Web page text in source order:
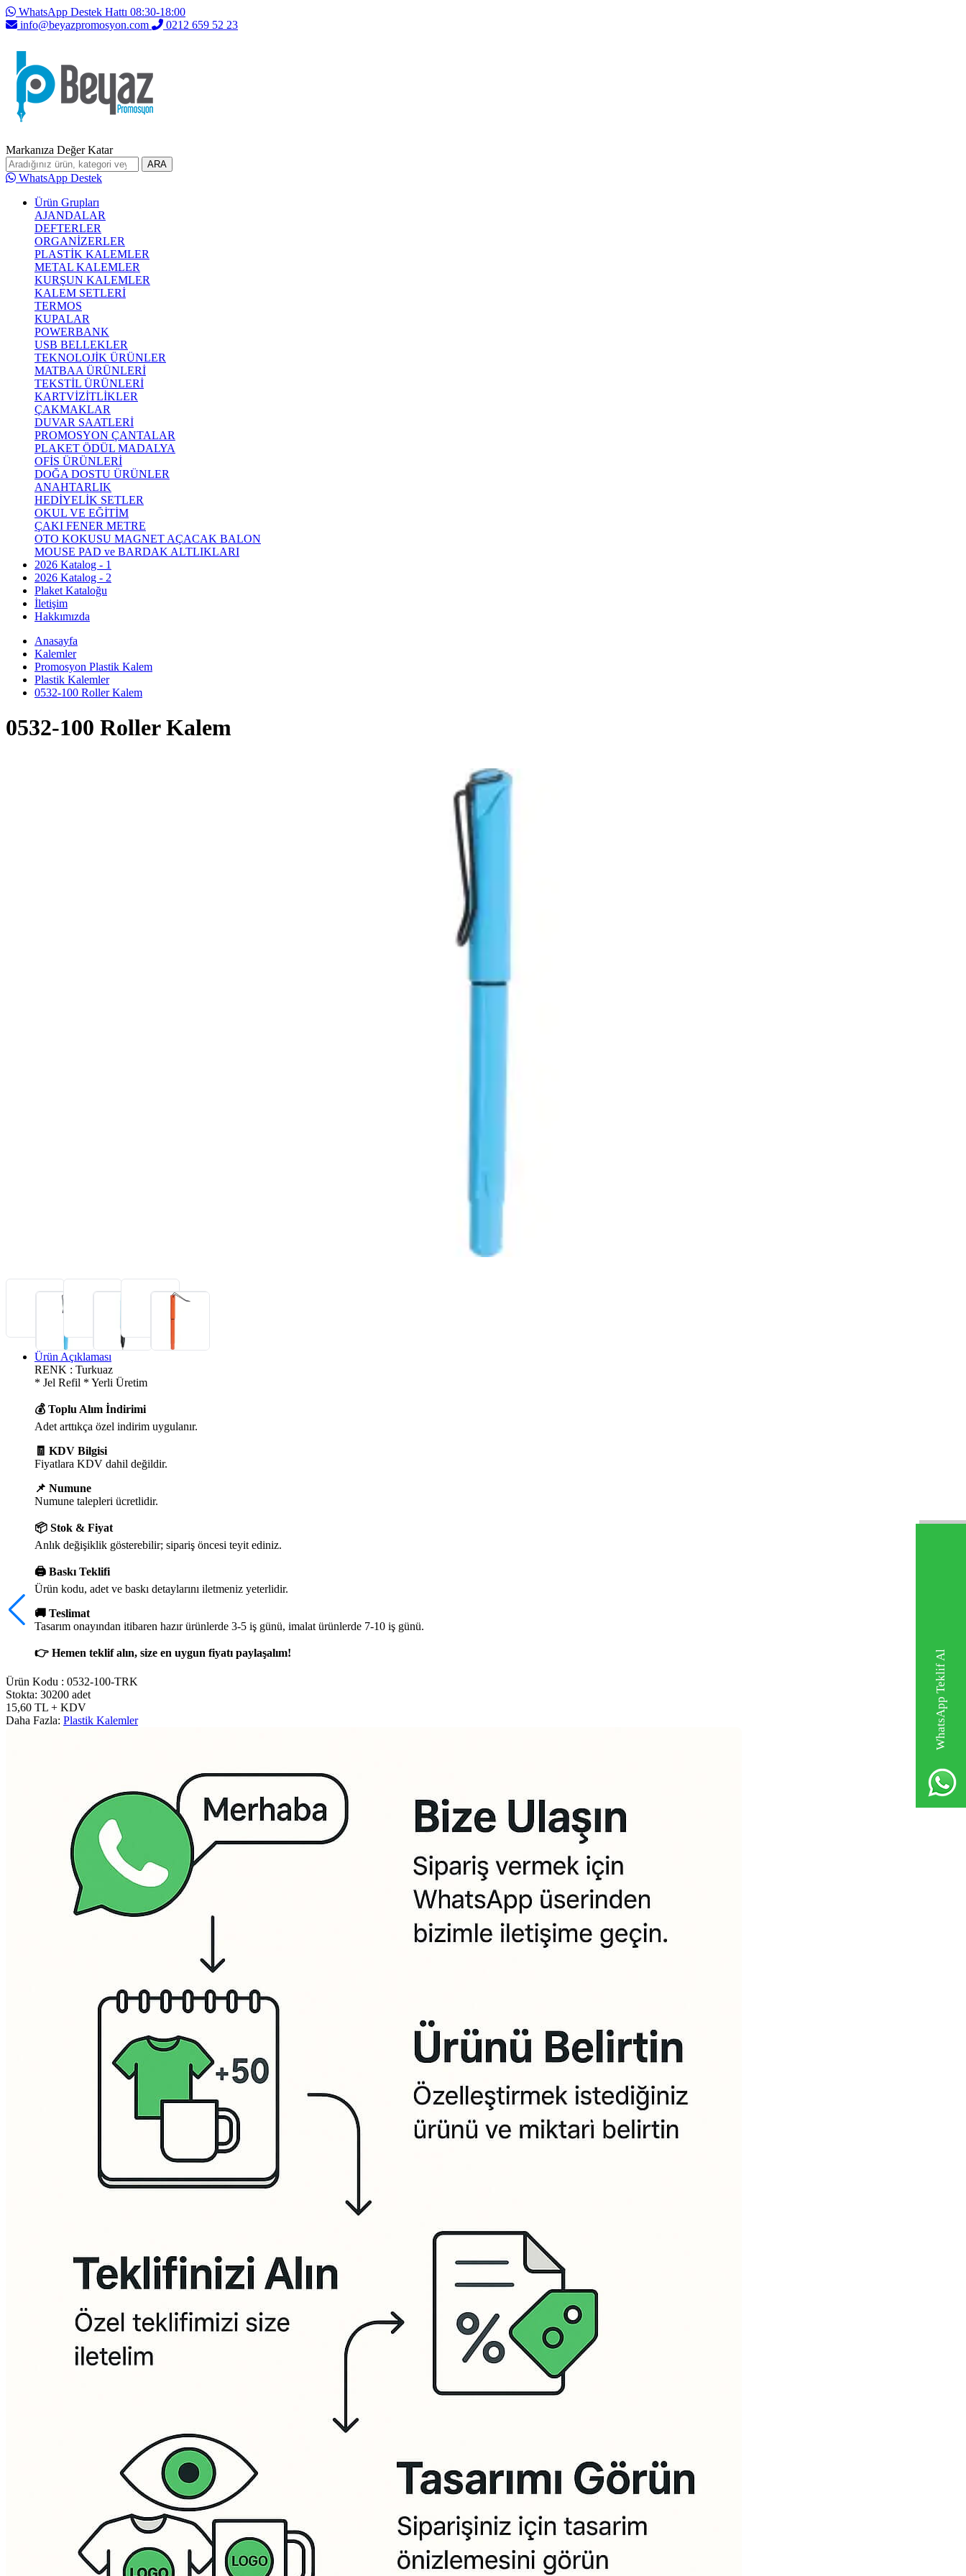
WhatsApp Teklif Al
WhatsApp Destek Hattı 08:30-18:00
info@beyazpromosyon.com
0212 659 52 23
Markanıza Değer Katar
ARA
WhatsApp Destek
Ürün Grupları
AJANDALAR
DEFTERLER
ORGANİZERLER
PLASTİK KALEMLER
METAL KALEMLER
KURŞUN KALEMLER
KALEM SETLERİ
TERMOS
KUPALAR
POWERBANK
USB BELLEKLER
TEKNOLOJİK ÜRÜNLER
MATBAA ÜRÜNLERİ
TEKSTİL ÜRÜNLERİ
KARTVİZİTLİKLER
ÇAKMAKLAR
DUVAR SAATLERİ
PROMOSYON ÇANTALAR
PLAKET ÖDÜL MADALYA
OFİS ÜRÜNLERİ
DOĞA DOSTU ÜRÜNLER
ANAHTARLIK
HEDİYELİK SETLER
OKUL VE EĞİTİM
ÇAKI FENER METRE
OTO KOKUSU MAGNET AÇACAK BALON
MOUSE PAD ve BARDAK ALTLIKLARI
2026 Katalog - 1
2026 Katalog - 2
Plaket Kataloğu
İletişim
Hakkımızda
Anasayfa
Kalemler
Promosyon Plastik Kalem
Plastik Kalemler
0532-100 Roller Kalem
0532-100 Roller Kalem
Ürün Açıklaması
RENK : Turkuaz
* Jel Refil * Yerli Üretim
💰 Toplu Alım İndirimi
Adet arttıkça özel indirim uygulanır.
🧾 KDV Bilgisi
Fiyatlara KDV dahil değildir.
📌 Numune
Numune talepleri ücretlidir.
📦 Stok & Fiyat
Anlık değişiklik gösterebilir; sipariş öncesi teyit ediniz.
🖨️ Baskı Teklifi
Ürün kodu, adet ve baskı detaylarını iletmeniz yeterlidir.
🚚 Teslimat
Tasarım onayından itibaren hazır ürünlerde 3-5 iş günü, imalat ürünlerde 7-10 iş günü.
👉 Hemen teklif alın, size en uygun fiyatı paylaşalım!
Ürün Kodu : 0532-100-TRK
Stokta: 30200 adet
15,60 TL + KDV
Daha Fazla: Plastik Kalemler